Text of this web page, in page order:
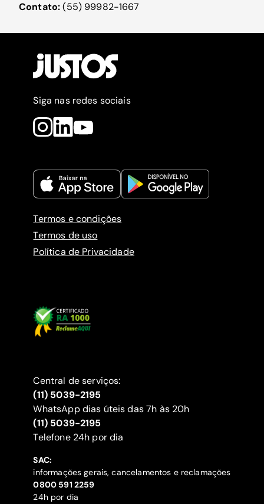
Contato:(55) 99982-1667
Siga nas redes sociais
Termos e condições
Termos de uso
Política de Privacidade
Central de serviços:
(11) 5039-2195
WhatsApp dias úteis das 7h às 20h
(11) 5039-2195
‍Telefone 24h por dia
SAC:
informações gerais, cancelamentos e reclamações
‍0800 591 2259
24h por dia